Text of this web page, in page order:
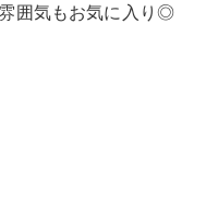
囲気もお気に入り◎